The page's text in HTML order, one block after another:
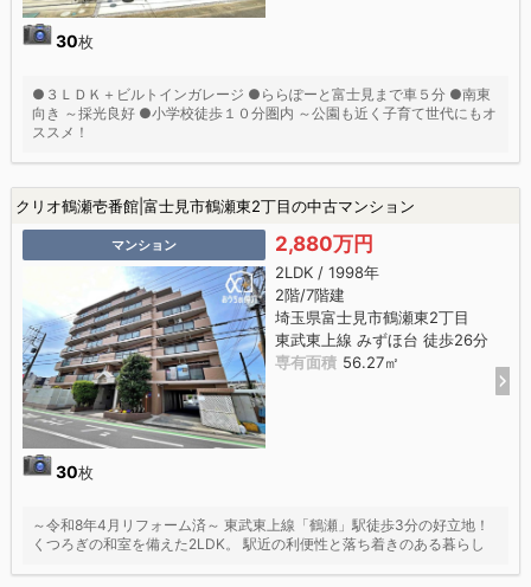
30枚
●３ＬＤＫ＋ビルトインガレージ ●ららぽーと富士見まで車５分 ●南東
向き ～採光良好 ●小学校徒歩１０分圏内 ～公園も近く子育て世代にもオ
ススメ！
クリオ鶴瀬壱番館|富士見市鶴瀬東2丁目の中古マンション
マンション
30枚
2,880万円
2LDK / 1998年
2階/7階建
埼玉県富士見市鶴瀬東2丁目
東武東上線 みずほ台 徒歩26分
専有面積 56.27㎡
～令和8年4月リフォーム済～ 東武東上線「鶴瀬」駅徒歩3分の好立地！
くつろぎの和室を備えた2LDK。 駅近の利便性と落ち着きのある暮らし